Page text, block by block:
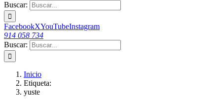
Buscar:
FacebookXYouTubeInstagram
914 058 734
Buscar:
Inicio
Etiqueta:
yuste